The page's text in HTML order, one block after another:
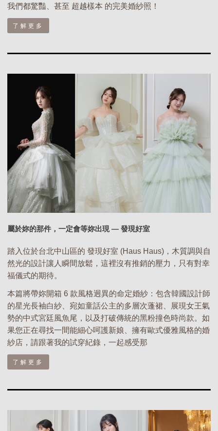
我們都驚豔、甚至 超越樣本 的完美婚紗照！
了解更多
屬於妳的那件，一定會等妳出現 — 發現好室
踏入位於台北中山區的 發現好室 (Haus Haus)，木質調與自
然光的設計讓人瞬間放鬆，這裡沒有推銷的壓力，只有對幸
福儀式的期待。
本篇將帶妳開箱 6 款風格迥異的命定婚紗：包含韓國設計師
的星光長袖白紗、宛如童話公主的多層次蓬裙、展現女王氣
勢的中式宮廷風魚尾，以及打破傳統的黑粉撞色時尚款。如
果您正在尋找一間能細心呵護新娘、擁有歐式優雅風格的婚
紗店，請跟著我的試穿紀錄，一起感受那
了解更多